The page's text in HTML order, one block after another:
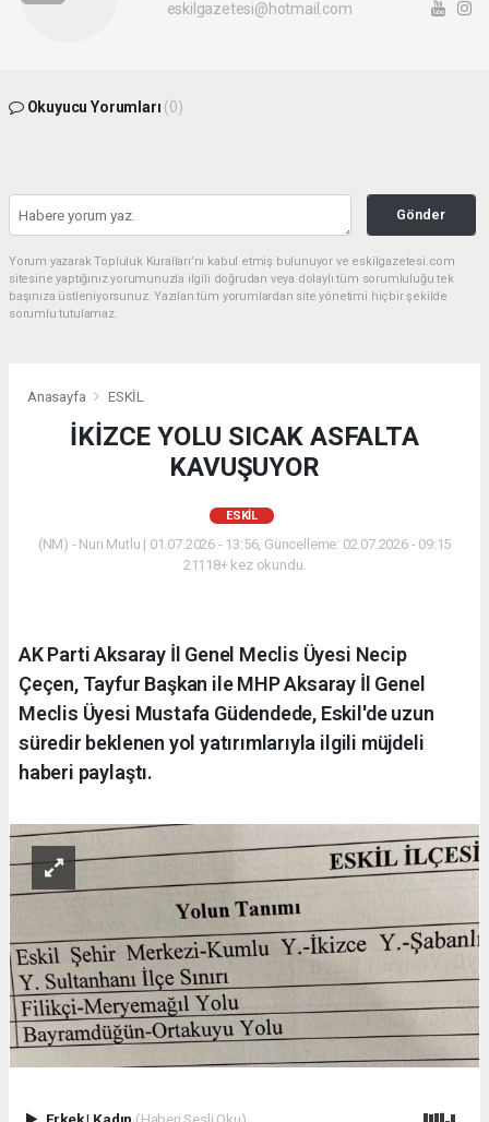
eskilgazetesi@hotmail.com
Okuyucu Yorumları (0)
Gönder
Yorum yazarak Topluluk Kuralları’nı kabul etmiş bulunuyor ve eskilgazetesi.com
sitesine yaptığınız yorumunuzla ilgili doğrudan veya dolaylı tüm sorumluluğu tek
başınıza üstleniyorsunuz. Yazılan tüm yorumlardan site yönetimi hiçbir şekilde
sorumlu tutulamaz.
Anasayfa ESKİL
İKİZCE YOLU SICAK ASFALTA
KAVUŞUYOR
ESKİL
(NM) - Nuri Mutlu | 01.07.2026 - 13:56, Güncelleme: 02.07.2026 - 09:15
21118+ kez okundu.
AK Parti Aksaray İl Genel Meclis Üyesi Necip
Çeçen, Tayfur Başkan ile MHP Aksaray İl Genel
Meclis Üyesi Mustafa Güdendede, Eskil'de uzun
süredir beklenen yol yatırımlarıyla ilgili müjdeli
haberi paylaştı.
Erkek| Kadın (Haberi Sesli Oku)